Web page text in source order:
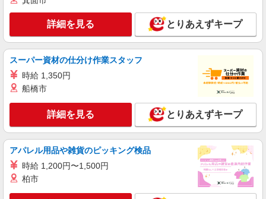
≪岡崎市戸崎町≫ 外線電話なし♪コツコツ・
定型◎カンタン事務
時給1400円
≪車通勤可≫ ※お車通勤の場合、ご自身での手配
パーソルテンプスタッフ株式会社 中部コーディネートセンター二課
（岡崎）/26-0579400
［毎日17:00退社OK♪］土日祝休み｜残業なし
｜ヒガオカエリアで入力事務
愛知県岡崎市／最寄駅：北岡崎駅、岡崎公園前
詳細を見る とりあえずキープ
スーパー資材の仕分け作業スタッフ
時給 1,350円
船橋市
詳細を見る とりあえずキープ
アパレル用品や雑貨のピッキング検品
時給 1,200円〜1,500円
柏市